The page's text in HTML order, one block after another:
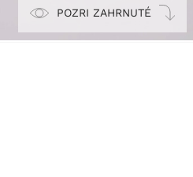
POZRI ZAHRNUTÉ